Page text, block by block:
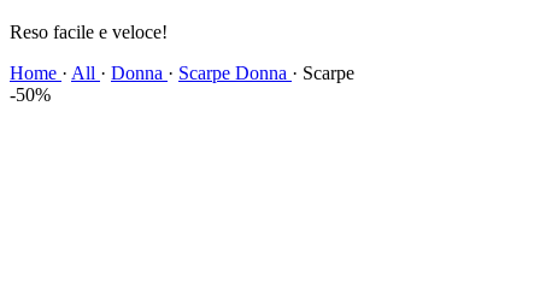
Reso facile e veloce!
Home · All · Donna · Scarpe Donna · Scarpe
-50%